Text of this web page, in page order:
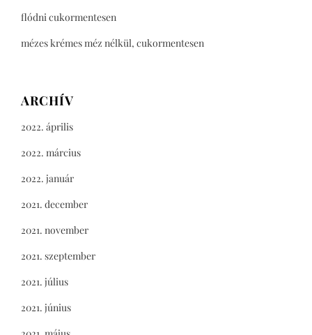
flódni cukormentesen
mézes krémes méz nélkül, cukormentesen
ARCHÍV
2022. április
2022. március
2022. január
2021. december
2021. november
2021. szeptember
2021. július
2021. június